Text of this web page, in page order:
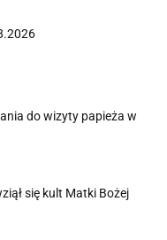
do wizyty papieża w
się kult Matki Bożej